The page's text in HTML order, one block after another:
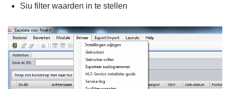
Siu filter waarden in te stellen